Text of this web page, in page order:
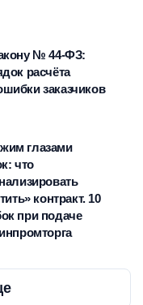
и
в г.
№ 44-ФЗ:
расчёта
заказчиков
глазами
что
контракт. 10
при подаче